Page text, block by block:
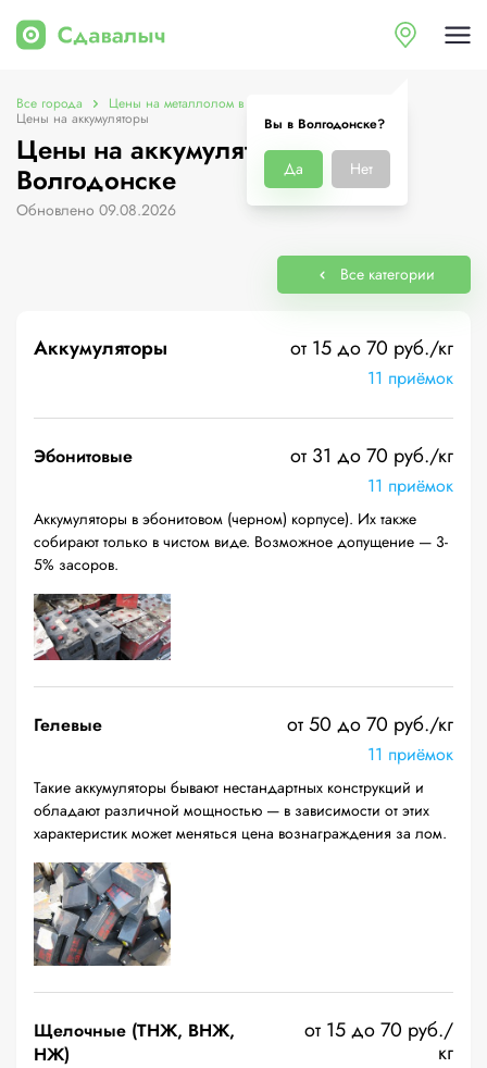
Вы в Волгодонске?
Да Нет
Все города Цены на металлолом в Волгодонске
Цены на аккумуляторы
Цены на аккумуляторы в
Волгодонске
Обновлено 09.08.2026
Все категории
Аккумуляторы от 15 до 70 руб./кг
11 приёмок
Эбонитовые от 31 до 70 руб./кг
11 приёмок
Аккумуляторы в эбонитовом (черном) корпусе). Их также
собирают только в чистом виде. Возможное допущение — 3-
5% засоров.
Гелевые от 50 до 70 руб./кг
11 приёмок
Такие аккумуляторы бывают нестандартных конструкций и
обладают различной мощностью — в зависимости от этих
характеристик может меняться цена вознаграждения за лом.
Щелочные (ТНЖ, ВНЖ,
НЖ)
от 15 до 70 руб./
кг